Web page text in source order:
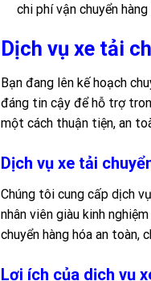
chi phí vận chuyển hàng
Dịch vụ xe tải
Bạn đang lên kế hoạch
đáng tin cậy để hỗ trợ
một cách thuận tiện, an
Dịch vụ xe tải
Chúng tôi cung cấp dịch
nhân viên giàu kinh
chuyển hàng hóa an toàn,
Lợi ích của dịch vụ